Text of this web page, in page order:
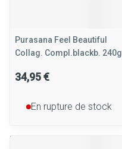
Purasana Feel Beautiful
Collag. Compl.blackb. 240g
34,95 €
En rupture de stock